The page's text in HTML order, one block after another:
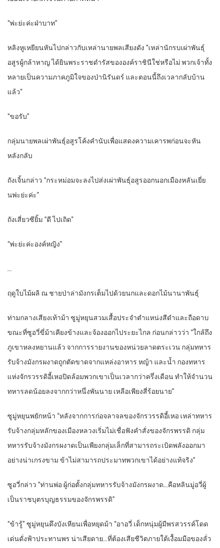
“พ่ะย่ะค่ะฝ่าบาท”
หลิงหูเหยียนหันไปกล่าวกับเหล่านายพลเสียงดัง “เหล่านักรบเผ่าพันธุ์
อสูรผู้กล้าหาญ ได้ยินพระราชดำรัสขององค์ราชินีใช่หรือไม่ พวกเจ้าทั้ง
หลายเป็นความภาคภูมิใจของป่านิรันดร์ และตอนนี้ถึงเวลากลับบ้าน
แล้ว”
“ขอรับ”
กลุ่มนายพลเผ่าพันธุ์อสูรโค้งคำนับเพื่อแสดงความเคารพก่อนจะหัน
หลังกลับ
ถังเจิ้นกล่าว “กระหม่อมจะลงไปส่งเผ่าพันธุ์อสูรออกนอกเมืองหลันเยี่ย
นพ่ะย่ะค่ะ”
ถังเสี่ยวซียิ้ม “ดี ไปเถิด”
“พ่ะย่ะค่ะองค์หญิง”
…
ฤดูใบไม้ผลิ ณ ชายป่าล่ามังกรเต็มไปด้วยนกและดอกไม้นานาพันธุ์
ท่ามกลางเสียงเท้าม้า ซูมู่หยุนสวมเสื้อประจำตำแหน่งสีดำและถือดาบ
ขณะที่ซูอวี่ขี่ม้าเคียงข้างและจ้องออกไประยะไกล ก่อนกล่าวว่า “ใกล้ถึง
ภูเขาหลงหยานแล้ว จากการรายงานของหน่วยลาดตระเวน กลุ่มทหาร
รับจ้างมังกรผงาดถูกตัดขาดจากแหล่งอาหาร หญ้า และน้ำ กองทหาร
แห่งจักรวรรดิอี้เหอปิดล้อมพวกเขาเป็นเวลากว่าครึ่งเดือน ทำให้จำนวน
ทหารลดน้อยลงจากกว่าหนึ่งพันนาย เหลือเพียงสี่ร้อยนาย”
ซูมู่หยุนพยักหน้า “หลังจากการก่อจลาจลของจักรวรรดิอี้เหอ เหล่าทหาร
รับจ้างกลุ่มหลักของเมืองหลวงเริ่มไม่เชื่อฟังคำสั่งของจักรพรรดิ กลุ่ม
ทหารรับจ้างมังกรผงาดเป็นเพียงกลุ่มเล็กที่สามารถระเบิดพลังออกมา
อย่างน่าเกรงขาม ข้าไม่สามารถประมาทพวกเขาได้อย่างแท้จริง”
ซูอวี่กล่าว “ท่านพ่อ ผู้ก่อตั้งกลุ่มทหารรับจ้างมังกรผงาด…คือหลินมู่อวี่ผู้
เป็นราชบุตรบุญธรรมของจักรพรรดิ”
“ข้ารู้” ซูมู่หยุนดึงบังเหียนเพื่อหยุดม้า “อาอวี่ เด็กหนุ่มผู้มีพรสวรรค์โดด
เด่นดั่งฟ้าประทานพร น่าเสียดาย…ที่ต้องเสียชีวิตภายใต้เงื้อมมือของลั่ว